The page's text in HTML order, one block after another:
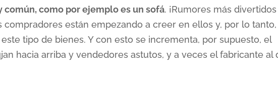
común, como por ejemplo es un sofá. ¡Rumores más divertidos
compradores están empezando a creer en ellos y, por lo tanto,
tipo de bienes. Y con esto se incrementa, por supuesto, el
hacia arriba y vendedores astutos, y a veces el fabricante al